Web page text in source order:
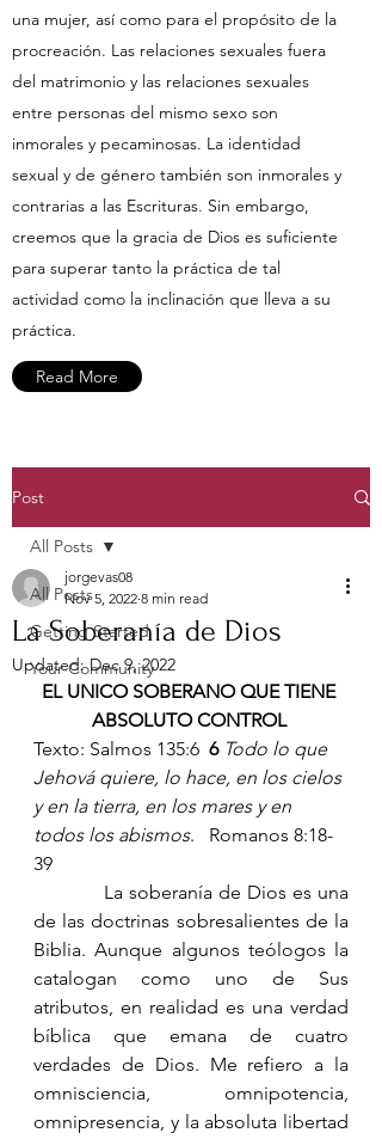
una mujer, así como para el propósito de la
procreación. Las relaciones sexuales fuera
del matrimonio y las relaciones sexuales
entre personas del mismo sexo son
inmorales y pecaminosas. La identidad
sexual y de género también son inmorales y
contrarias a las Escrituras. Sin embargo,
creemos que la gracia de Dios es suficiente
para superar tanto la práctica de tal
actividad como la inclinación que lleva a su
práctica.
Read More
Post
All Posts
Getting Started
Your Community
All Posts
La Soberanía de Dios
jorgevas08
Nov 5, 2022 8 min read
Updated:Dec 9, 2022
EL UNICO SOBERANO QUE TIENE
ABSOLUTO CONTROL
Texto: Salmos 135:6 6 Todo lo que
Jehová quiere, lo hace, en los cielos
y en la tierra, en los mares y en
todos los abismos. Romanos 8:18-
39
de las doctrinas sobresalientes de la
Biblia. Aunque algunos teólogos la
catalogan como uno de Sus
atributos, en realidad es una verdad
bíblica que emana de cuatro
verdades de Dios. Me refiero a la
omnisciencia, omnipotencia,
omnipresencia, y la absoluta libertad